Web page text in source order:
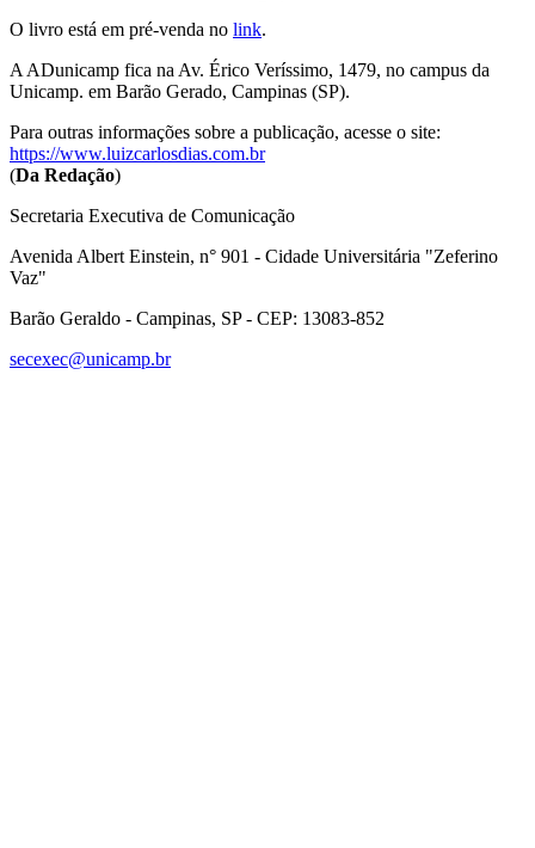
O livro está em pré-venda no link.
A ADunicamp fica na Av. Érico Veríssimo, 1479, no campus da
Unicamp. em Barão Gerado, Campinas (SP).
Para outras informações sobre a publicação, acesse o site:
https://www.luizcarlosdias.com.br
(Da Redação)
Secretaria Executiva de Comunicação
Avenida Albert Einstein, n° 901 - Cidade Universitária "Zeferino
Vaz"
Barão Geraldo - Campinas, SP - CEP: 13083-852
secexec@unicamp.br